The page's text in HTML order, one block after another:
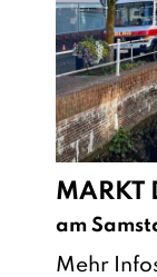
MARKT
am
Mehr